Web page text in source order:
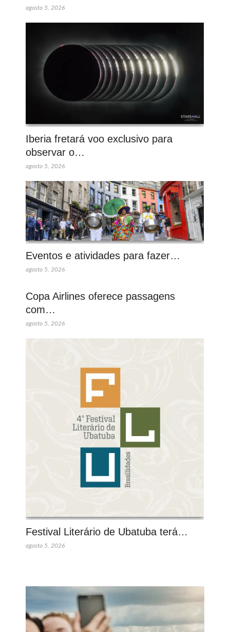
agosto 5, 2026
Iberia fretará voo exclusivo para
observar o…
agosto 5, 2026
Eventos e atividades para fazer…
agosto 5, 2026
Copa Airlines oferece passagens
com…
agosto 5, 2026
Festival Literário de Ubatuba terá…
agosto 5, 2026